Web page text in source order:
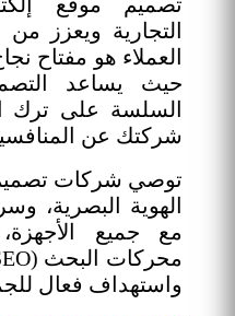
التجارية ويعزز
العملاء هو مفتاح
حيث يساعد
السلسة على ترك
شركتك عن
توصي شركات تصميم
الهوية البصرية،
مع جميع
واستهداف فعال